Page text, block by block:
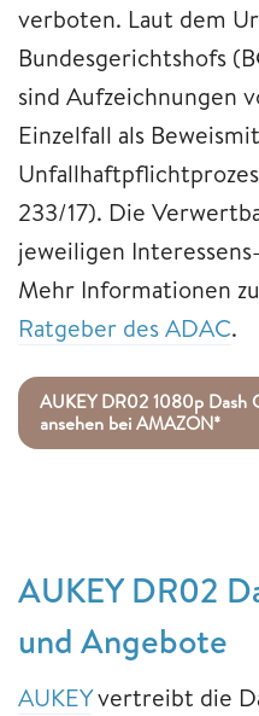
verboten. Laut dem
Bundesgerichtshofs
sind Aufzeichnungen
Einzelfall als
233/17). Die
jeweiligen
Mehr Informationen
Ratgeber des ADAC.
AUKEY DR02 1080p
ansehen bei AMAZON*
AUKEY DR02
und Angebote
AUKEYvertreibt die